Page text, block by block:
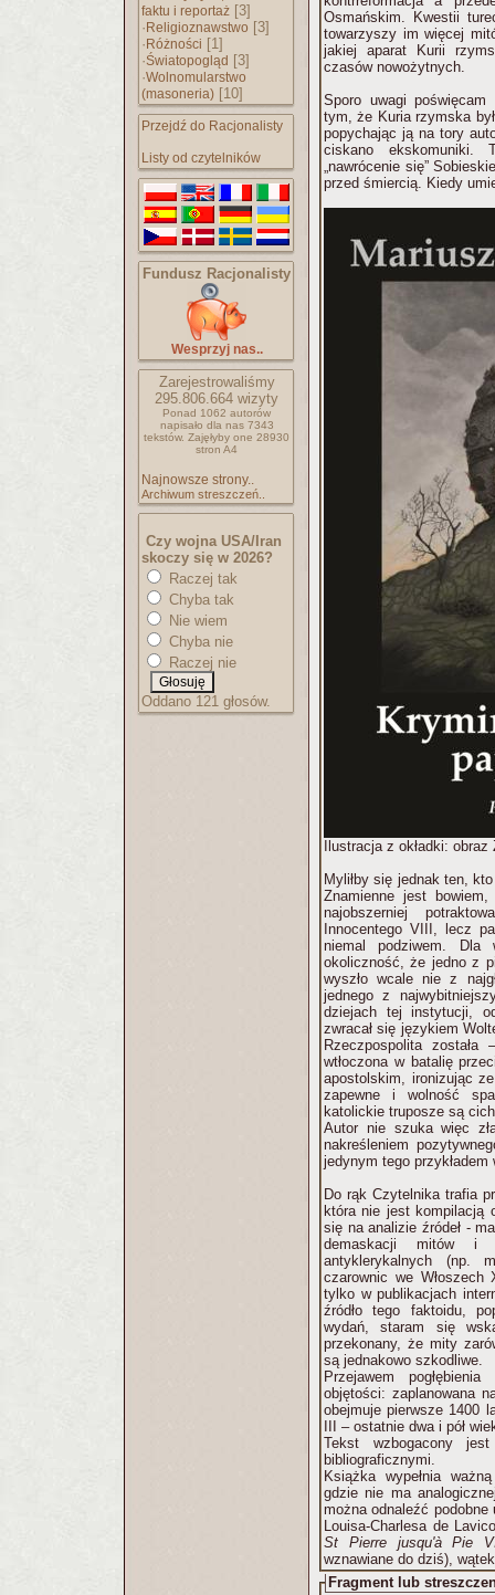
faktu i reportaż [3]
· Religioznawstwo [3]
· Różności [1]
·Światopogląd [3]
·Wolnomularstwo
(masoneria) [10]
Przejdź do Racjonalisty
Listy od czytelników
Fundusz Racjonalisty
Wesprzyj nas..
Zarejestrowaliśmy
295.806.664 wizyty
Ponad 1062 autorów
napisało dla nas 7343
tekstów. Zajęłyby one 28930
stron A4
Najnowsze strony..
Archiwum streszczeń..
Czy wojna USA/Iran
skoczy się w 2026?
Raczej tak
Chyba tak
Nie wiem
Chyba nie
Raczej nie
Oddano 121 głosów.
Osmańskim. Kwestii
towarzyszy im więcej
jakiej aparat Kurii
czasów nowożytnych.
Sporo uwagi
tym, że Kuria rzymska
popychając ją na tory
ciskano ekskomuniki.
„nawrócenie się”
przed śmiercią. Kiedy
Ilustracja z okładki:
Myliłby się jednak ten,
Znamienne jest
najobszerniej
Innocentego VIII, lecz
niemal podziwem.
okoliczność, że jedno z
wyszło wcale nie z
jednego z
dziejach tej instytucji,
zwracał się językiem
Rzeczpospolita
wtłoczona w batalię
apostolskim, ironizując
zapewne i wolność
katolickie truposze są
Autor nie szuka więc
nakreśleniem
jedynym tego
Do rąk Czytelnika trafia
która nie jest kompilacją
się na analizie źródeł -
demaskacji mitów i
antyklerykalnych (np.
czarownic we
tylko w publikacjach internetowych -
źródło tego faktoidu,
wydań, staram się
przekonany, że mity
są jednakowo szkodliwe.
Przejawem
objętości: zaplanowana
obejmuje pierwsze 1400
III – ostatnie dwa i pół
Tekst wzbogacony
bibliograficznymi.
Książka wypełnia
gdzie nie ma
można odnaleźć podobne
St Pierre jusqu'à Pie
wznawiane do dziś),
Fragment lub